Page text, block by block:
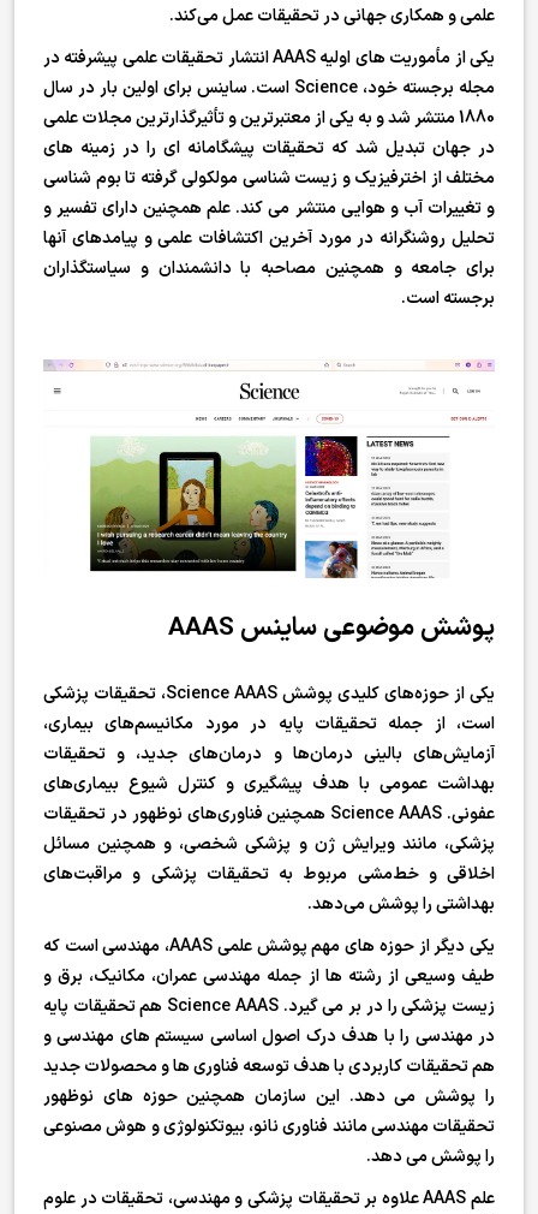
علمی و همکاری جهانی در تحقیقات عمل می‌کند.
یکی از مأموریت های اولیه AAAS انتشار تحقیقات علمی پیشرفته در
مجله برجسته خود، Science است. ساینس برای اولین بار در سال
1880 منتشر شد و به یکی از معتبرترین و تأثیرگذارترین مجلات علمی
در جهان تبدیل شد که تحقیقات پیشگامانه ای را در زمینه های
مختلف از اخترفیزیک و زیست شناسی مولکولی گرفته تا بوم شناسی
و تغییرات آب و هوایی منتشر می کند. علم همچنین دارای تفسیر و
تحلیل روشنگرانه در مورد آخرین اکتشافات علمی و پیامدهای آنها
برای جامعه و همچنین مصاحبه با دانشمندان و سیاستگذاران
برجسته است.
پوشش موضوعی ساینس AAAS
یکی از حوزه‌های کلیدی پوشش Science AAAS، تحقیقات پزشکی
است، از جمله تحقیقات پایه در مورد مکانیسم‌های بیماری،
آزمایش‌های بالینی درمان‌ها و درمان‌های جدید، و تحقیقات
بهداشت عمومی با هدف پیشگیری و کنترل شیوع بیماری‌های
عفونی. Science AAAS همچنین فناوری‌های نوظهور در تحقیقات
پزشکی، مانند ویرایش ژن و پزشکی شخصی، و همچنین مسائل
اخلاقی و خط‌مشی مربوط به تحقیقات پزشکی و مراقبت‌های
بهداشتی را پوشش می‌دهد.
یکی دیگر از حوزه های مهم پوشش علمی AAAS، مهندسی است که
طیف وسیعی از رشته ها از جمله مهندسی عمران، مکانیک، برق و
زیست پزشکی را در بر می گیرد. Science AAAS هم تحقیقات پایه
در مهندسی را با هدف درک اصول اساسی سیستم های مهندسی و
هم تحقیقات کاربردی با هدف توسعه فناوری ها و محصولات جدید
را پوشش می دهد. این سازمان همچنین حوزه های نوظهور
تحقیقات مهندسی مانند فناوری نانو، بیوتکنولوژی و هوش مصنوعی
را پوشش می دهد.
علم AAAS علاوه بر تحقیقات پزشکی و مهندسی، تحقیقات در علوم